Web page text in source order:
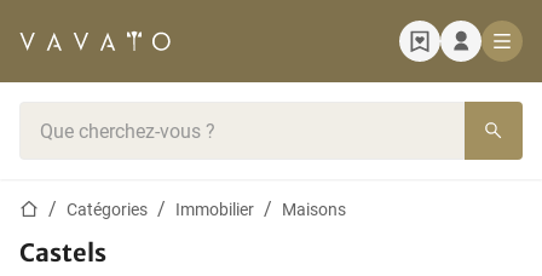
Page d'accueil
Catégories Immobilier Maisons
Castels